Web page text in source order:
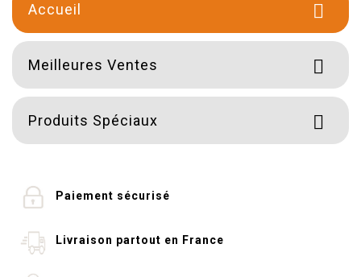
Accueil 
Meilleures Ventes 
Produits Spéciaux 
Paiement sécurisé
Livraison partout en France